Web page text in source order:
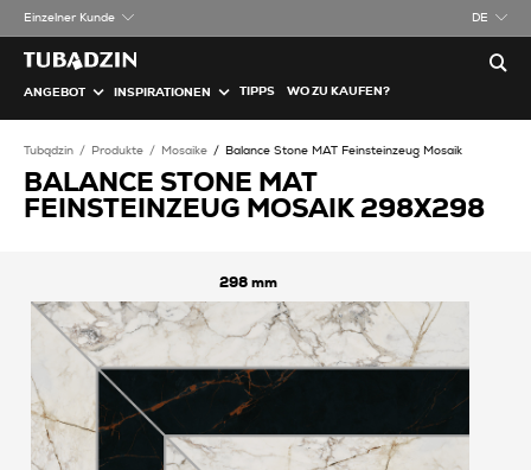
Einzelner Kunde DE
ANGEBOT INSPIRATIONEN TIPPS WO ZU KAUFEN?
Tubądzin Produkte Mosaike Balance Stone MAT Feinsteinzeug Mosaik
BALANCE STONE MAT
FEINSTEINZEUG MOSAIK 298X298
298